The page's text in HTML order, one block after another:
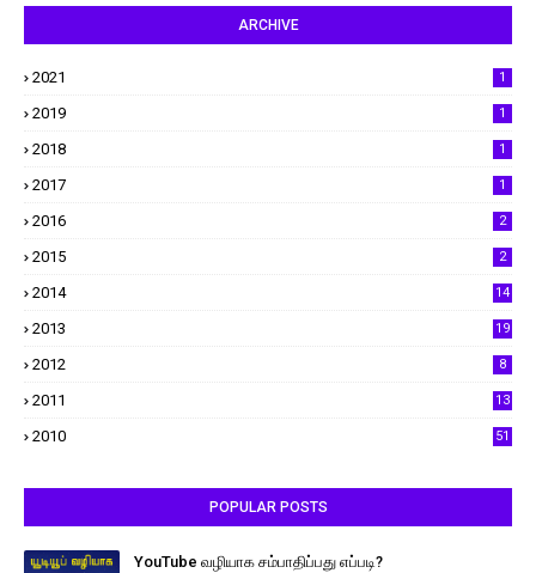
ARCHIVE
2021 1
2019 1
2018 1
2017 1
2016 2
2015 2
2014 14
2013 19
2012 8
2011 13
2010 51
POPULAR POSTS
YouTube வழியாக சம்பாதிப்பது எப்படி?